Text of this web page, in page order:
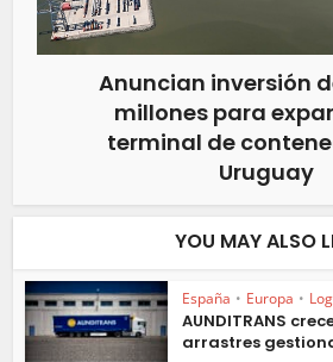
Anuncian inversión
millones para
terminal de
Uruguay
YOU MAY ALSO
España • Europa •
AUNDITRANS
arrastres